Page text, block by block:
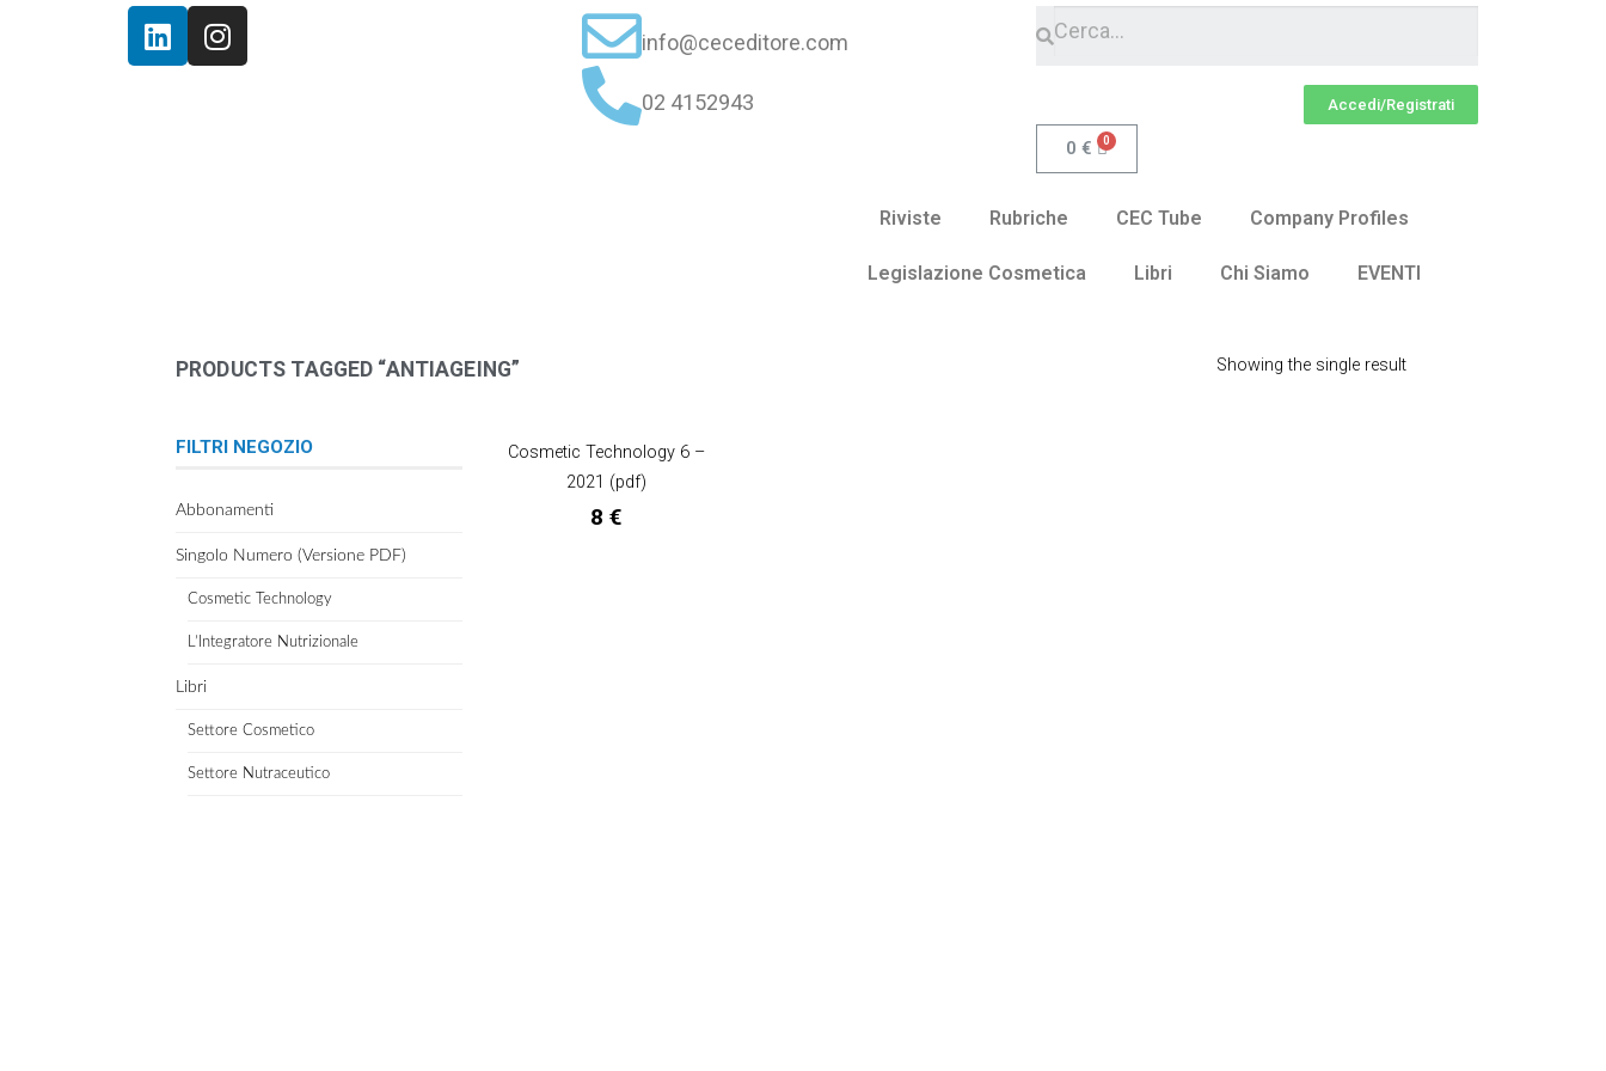
info@ceceditore.com
02 4152943 Accedi/Registrati
0 €
Riviste Rubriche CEC Tube Company Profiles
Legislazione Cosmetica Libri Chi Siamo EVENTI
PRODUCTS TAGGED “ANTIAGEING” Showing the single result
Cosmetic Technology 6 –
2021 (pdf)
8 €
FILTRI NEGOZIO
Abbonamenti
Singolo Numero (Versione PDF)
Cosmetic Technology
L’Integratore Nutrizionale
Libri
Settore Cosmetico
Settore Nutraceutico